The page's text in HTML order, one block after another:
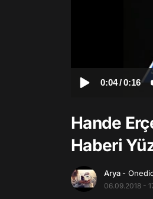
0:04/0:16
Hande
Haberi
Arya -
06.09.2018 -